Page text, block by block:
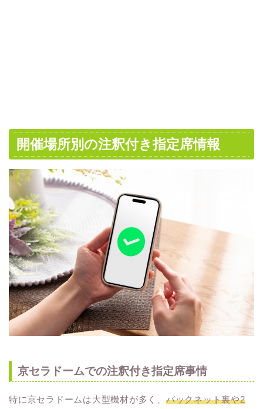
開催場所別の注釈付き指定席情報
京セラドームでの注釈付き指定席事情
特に京セラドームは大型機材が多く、 バックネット裏や2